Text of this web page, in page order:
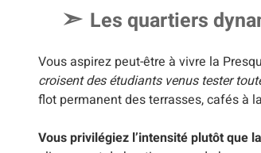
Les quartiers
Vous aspirez peut-être à vivre la
croisent des étudiants venus tester
flot permanent des terrasses, cafés à
Vous privilégiez l’intensité plutôt que